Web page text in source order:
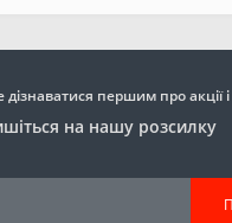
дізнаватися першим про акції
на нашу розсилку